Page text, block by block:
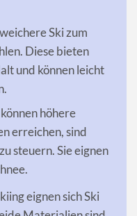
Ski zum
Diese bieten
und können leicht
höhere
erreichen, sind
steuern. Sie eignen
eignen sich Ski